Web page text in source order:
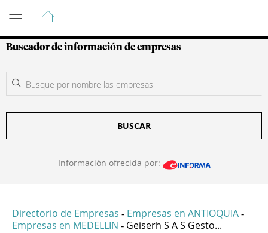
Guía de Empresas Colombianas
Buscador de información de empresas
BUSCAR
Información ofrecida por:
Directorio de Empresas - Empresas en ANTIOQUIA -
Empresas en MEDELLIN - Geiserh S A S Gesto...